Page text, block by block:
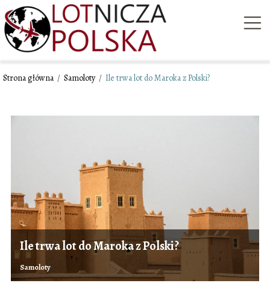
Strona główna / Samoloty / Ile trwa lot do Maroka z Polski?
Ile trwa lot do Maroka z Polski?
Samoloty